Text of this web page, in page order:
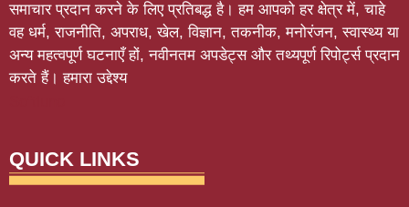
समाचार प्रदान करने के लिए प्रतिबद्ध है। हम आपको हर क्षेत्र में, चाहे
वह धर्म, राजनीति, अपराध, खेल, विज्ञान, तकनीक, मनोरंजन, स्वास्थ्य या
अन्य महत्वपूर्ण घटनाएँ हों, नवीनतम अपडेट्स और तथ्यपूर्ण रिपोर्ट्स प्रदान
करते हैं। हमारा उद्देश्य
QUICK LINKS